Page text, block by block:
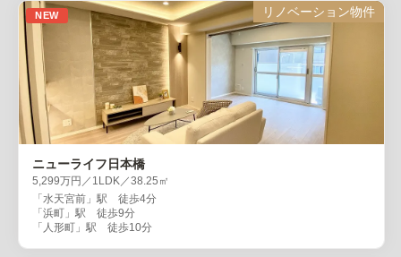
NEW リノベーション物件
ニューライフ日本橋
5,299万円／1LDK／38.25㎡
「水天宮前」駅 徒歩4分
「浜町」駅 徒歩9分
「人形町」駅 徒歩10分